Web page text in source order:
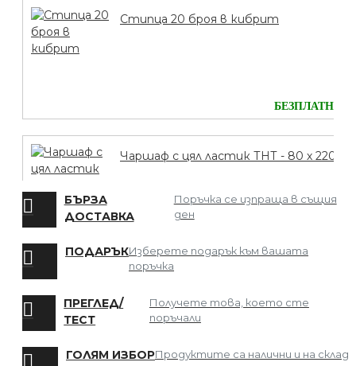
Стипца 20 броя в кибрит
БЕЗПЛАТНО
Чаршаф с цял ластик ТНТ - 80 х 220
БЪРЗА
ДОСТАВКА
Поръчка се изпраща в същия
ден
ПОДАРЪКИзберете подарък към вашата
поръчка
ПРЕГЛЕД/
ТЕСТ
Получете това, което сте
поръчали
ГОЛЯМ ИЗБОРПродуктите са налични и на склад